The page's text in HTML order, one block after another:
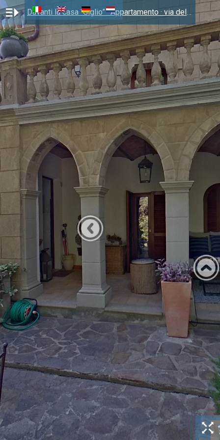
Davanti la casa “Giglio” · Appartamento · via della Libertà 22 · Campiglia Marittima (LI) · 325.000 € · li-38